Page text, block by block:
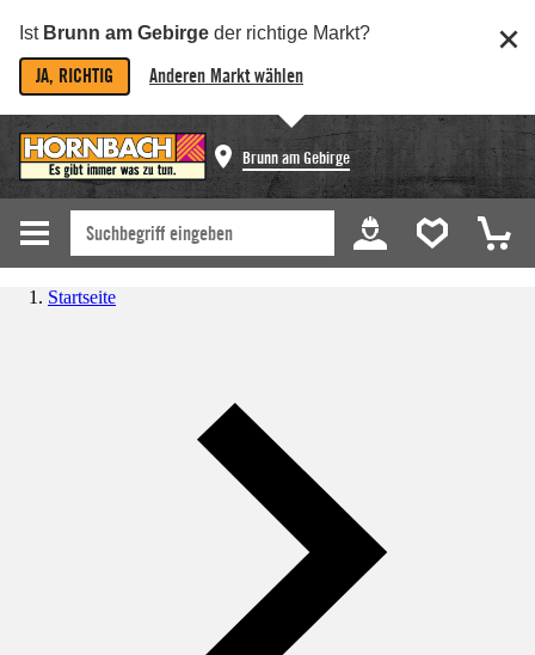
Ist Brunn am Gebirge der richtige Markt?
JA, RICHTIG Anderen Markt wählen
Brunn am Gebirge
Startseite